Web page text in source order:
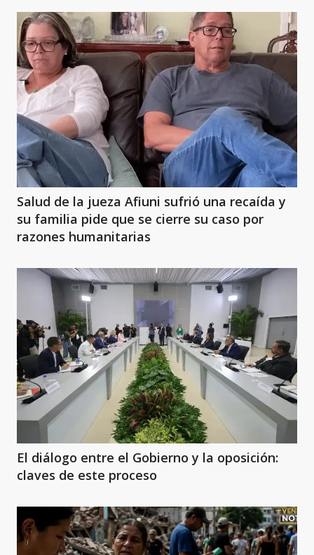
Salud de la jueza Afiuni sufrió una recaída y
su familia pide que se cierre su caso por
razones humanitarias
El diálogo entre el Gobierno y la oposición:
claves de este proceso